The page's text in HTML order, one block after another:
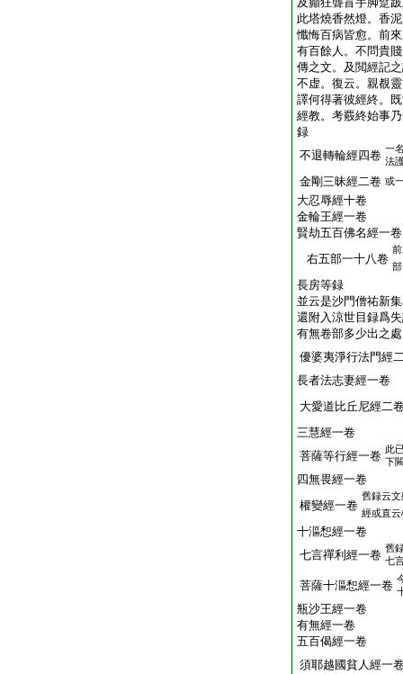
此塔燒香然燈。香
懺悔百病皆愈。前
有百餘人。不問貴
傳之文。及閲經記
不虚。復云。親覩
譯何得著彼經終。
經教。考覈終始事
録
不退轉輪經四卷 一
法
金剛三昧經二卷 或
大忍辱經十卷
金輪王經一卷
賢劫五百佛名經一卷
右五部一十八卷
長房等録
並云是沙門僧祐新
還附入涼世目録爲
有無卷部多少出之
優婆夷淨行法門經
長者法志妻經一卷
大愛道比丘尼經二
三慧經一卷
菩薩等行經一卷 此
下
四無畏經一卷
權變經一卷
舊録云
經或直云
十漚惒經一卷
七言禪利經一卷 舊
七
菩薩十漚惒經一卷
瓶沙王經一卷
有無經一卷
五百偈經一卷
須耶越國貧人經一